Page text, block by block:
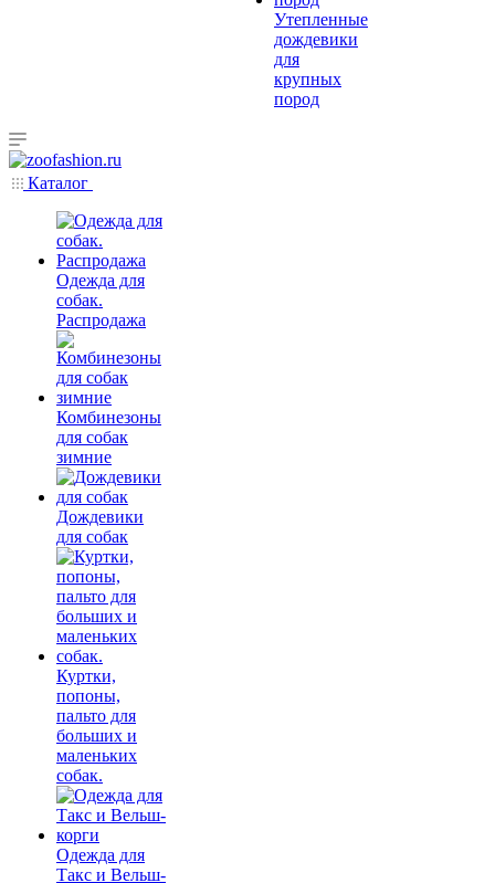
Утепленные
дождевики
для
крупных
пород
Каталог
Одежда для
собак.
Распродажа
Комбинезоны
для собак
зимние
Дождевики
для собак
Куртки,
попоны,
пальто для
больших и
маленьких
собак.
Одежда для
Такс и Вельш-